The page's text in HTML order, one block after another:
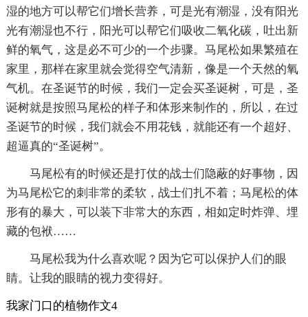
湿的地方可以帮它们增长营养，可是光有潮湿，没有阳光
光有潮湿也不行，阳光可以帮它们吸收二氧化碳，吐出新
鲜的氧气，这是必不可少的一个步骤。马尾松如果繁殖在
家里，那样在家里就会觉得空气清新，像是一个天然的氧
气机。在圣诞节的时候，我们一定会买圣诞树，可是，圣
诞树就是按照马尾松的样子和体形来制作的，所以，在过
圣诞节的时候，我们就会不用花钱，就能还有一个超好、
超逼真的“圣诞树”。
马尾松有的时候还是打仗的战士们隐蔽的好事物，因
为马尾松它的刺非常的柔软，战士们扎不着；马尾松的体
形有的暴大，可以装下非常大的东西，相如定时炸弹、埋
藏的包袱……
马尾松我为什么喜欢呢？因为它可以保护人们的眼
睛。让我的眼睛的视力变得好。
我家门口的植物作文4